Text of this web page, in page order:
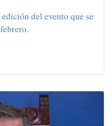
del evento que se